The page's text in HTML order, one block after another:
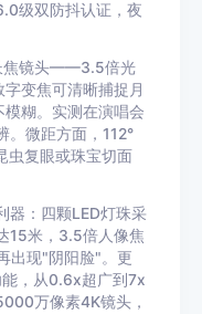
级双防抖认证，夜
焦镜头——3.5倍光
变焦可清晰捕捉月
糊。实测在演唱会
。微距方面，112°
虫复眼或珠宝切面
器：四颗LED灯珠采
15米，3.5倍人像焦
出现"阴阳脸"。更
，从0.6x超广到7x
万像素4K镜头，